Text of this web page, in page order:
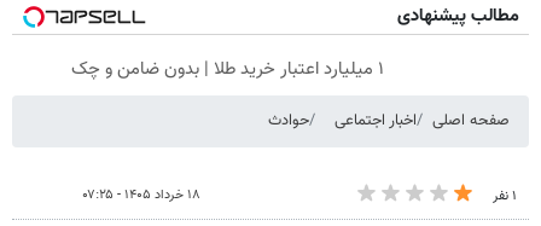
مطالب پیشنهادی
۱ میلیارد اعتبار خرید طلا | بدون ضامن و چک
صفحه اصلی اخبار اجتماعی حوادث
۱ نفر ۱۸ خرداد ۱۴۰۵ - ۰۷:۲۵